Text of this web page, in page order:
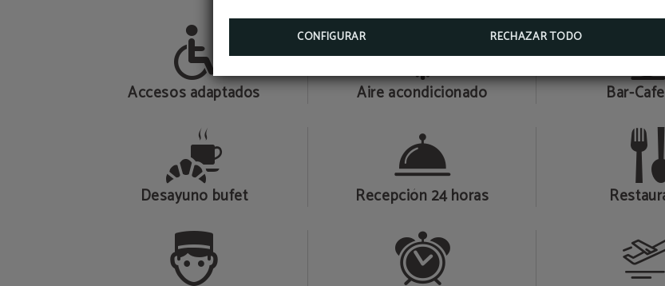
CONFIGURAR RECHAZAR TODO
Accesos adaptados Aire acondicionado Bar-
Desayuno bufet Recepción 24 horas